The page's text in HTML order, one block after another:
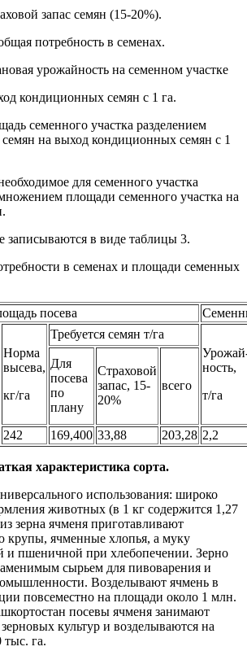
запас семян (15-20%).
потребность в семенах.
урожайность на семенном участке
кондиционных семян с 1 га.
семенного участка разделением
на выход кондиционных семян с 1
для семенного участка
площади семенного участка на
в виде таблицы 3.
в семенах и площади семенных
посева
Норма
высева,
кг/га
Требуется семян т/га
ность,
т/га
Для
посева
по
плану
Страховой
запас, 15-
20%
всего
242 169,400 33,88 203,28 2,2
характеристика сорта.
использования: широко
животных (в 1 кг содержится 1,27
зерна ячменя приготавливают
крупы, ячменные хлопья, а муку
и пшеничной при хлебопечении. Зерно
сырьем для пивоварения и
Возделывают ячмень в
повсеместно на площади около 1 млн.
посевы ячменя занимают
культур и возделываются на
га.